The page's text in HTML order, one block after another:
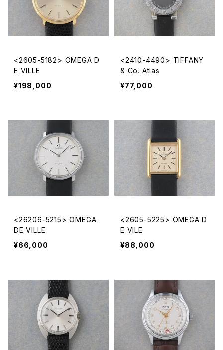
<2605-5182> OMEGA D
E VILLE
¥198,000
<2410-4490> TIFFANY
& Co. Atlas
¥77,000
<26206-5215> OMEGA
DE VILLE
¥66,000
<2605-5225> OMEGA D
E VILE
¥88,000